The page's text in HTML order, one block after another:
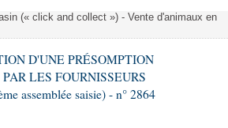
(« click and collect ») - Vente d'animaux en
D'UNE PRÉSOMPTION
LES FOURNISSEURS
assemblée saisie) - n° 2864